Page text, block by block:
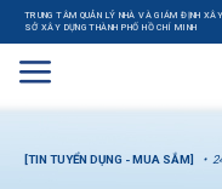
TRUNG TÂM QUẢN LÝ NHÀ VÀ GIÁM ĐỊNH
SỞ XÂY DỰNG THÀNH PHỐ HỒ CHÍ MINH
[TIN TUYỂN DỤNG - MUA SẮM]